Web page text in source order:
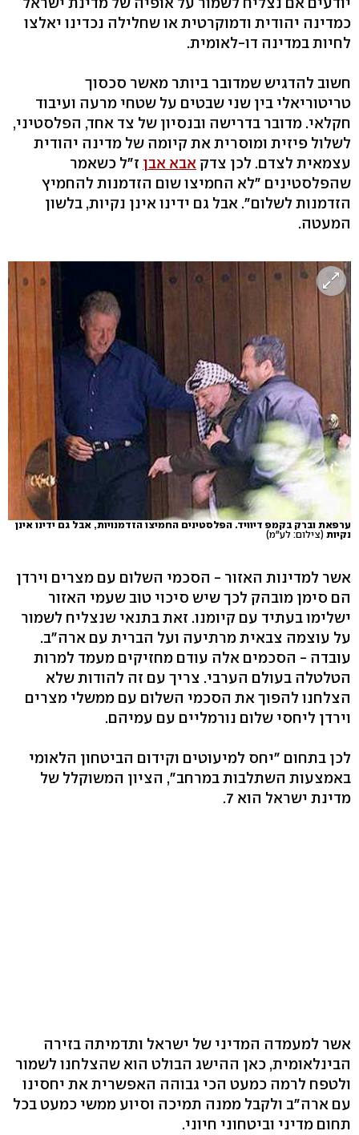
כמדינה יהודית ודמוקרטית או שחלילה נכדינו יאלצו
לחיות במדינה דו-לאומית.
חשוב להדגיש שמדובר ביותר מאשר סכסוך
טריטוריאלי בין שני שבטים על שטחי מרעה ועיבוד
חקלאי. מדובר בדרישה ובנסיון של צד אחד, הפלסטיני,
לשלול פיזית ומוסרית את קיומה של מדינה יהודית
עצמאית לצדם. לכן צדק אבא אבן ז"ל כשאמר
שהפלסטינים "לא החמיצו שום הזדמנות להחמיץ
הזדמנות לשלום". אבל גם ידינו אינן נקיות, בלשון
המעטה.
ערפאת וברק בקמפ דיוויד. הפלסטינים החמיצו הזדמנויות, אבל גם ידינו אינן
נקיות (צילום: לע"מ)
אשר למדינות האזור - הסכמי השלום עם מצרים וירדן
הם סימן מובהק לכך שיש סיכוי טוב שעמי האזור
ישלימו בעתיד עם קיומנו. זאת בתנאי שנצליח לשמור
על עוצמה צבאית מרתיעה ועל הברית עם ארה"ב.
עובדה - הסכמים אלה עודם מחזיקים מעמד למרות
הטלטלה בעולם הערבי. צריך עם זה להודות שלא
הצלחנו להפוך את הסכמי השלום עם ממשלי מצרים
וירדן ליחסי שלום נורמליים עם עמיהם.
לכן בתחום "יחס למיעוטים וקידום הביטחון הלאומי
באמצעות השתלבות במרחב", הציון המשוקלל של
מדינת ישראל הוא 7.
אשר למעמדה המדיני של ישראל ותדמיתה בזירה
הבינלאומית, כאן ההישג הבולט הוא שהצלחנו לשמור
ולטפח לרמה כמעט הכי גבוהה האפשרית את יחסינו
עם ארה"ב ולקבל ממנה תמיכה וסיוע ממשי כמעט בכל
תחום מדיני וביטחוני חיוני.